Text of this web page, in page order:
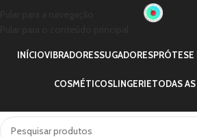
INÍCIOVIBRADORESSUGADORESPRÓTESE
COSMÉTICOSLINGERIETODAS